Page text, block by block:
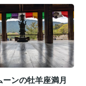
始のダラダラモードが抜
」そんな感じでスタート
なかったと感じている方
い。仕切り直しのタイミ
ます。おすすめの仕切り
元旦立春春分（宇宙元
G.W.夏至夏休み秋分冬至
あと6回。3/15・5/30・7/
・12/26）誕生日（太陽
ンの牡羊座満月